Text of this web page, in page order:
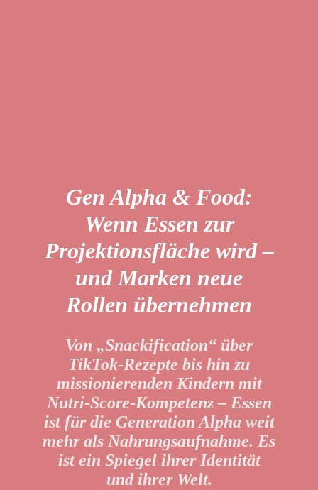
Gen Alpha & Food:
Wenn Essen zur
Projektionsfläche wird –
und Marken neue
Rollen übernehmen
Von „Snackification“ über
TikTok-Rezepte bis hin zu
missionierenden Kindern mit
Nutri-Score-Kompetenz – Essen
ist für die Generation Alpha weit
mehr als Nahrungsaufnahme. Es
ist ein Spiegel ihrer Identität
und ihrer Welt.